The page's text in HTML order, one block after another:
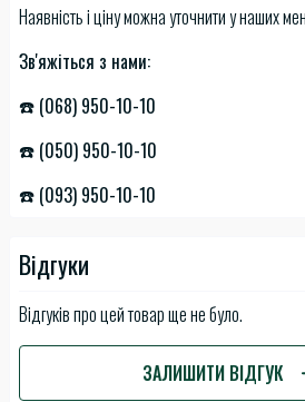
Наявність і ціну можна уточнити у наших
Зв'яжіться з нами:
☎️ (068) 950-10-10
☎️ (050) 950-10-10
☎️ (093) 950-10-10
Відгуки
Відгуків про цей товар ще не було.
ЗАЛИШИТИ ВІДГУК